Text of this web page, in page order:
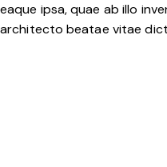
eaque ipsa, quae ab illo
architecto beatae vitae